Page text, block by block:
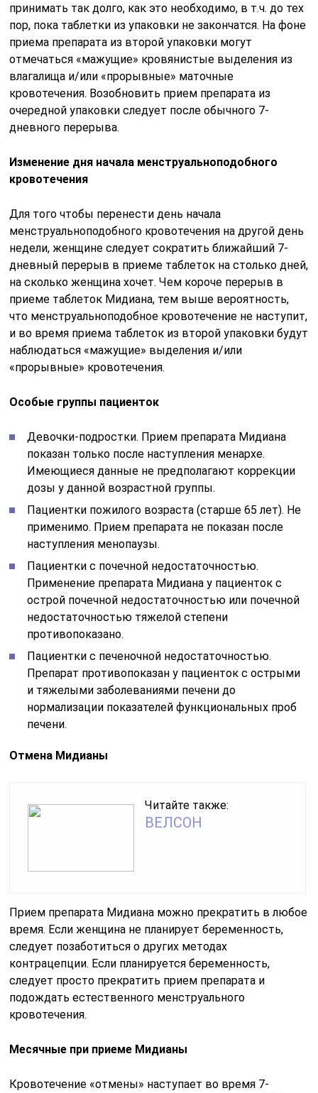
принимать так долго, как это необходимо, в т.ч. до тех
пор, пока таблетки из упаковки не закончатся. На фоне
приема препарата из второй упаковки могут
отмечаться «мажущие» кровянистые выделения из
влагалища и/или «прорывные» маточные
кровотечения. Возобновить прием препарата из
очередной упаковки следует после обычного 7-
дневного перерыва.
Изменение дня начала менструальноподобного
кровотечения
Для того чтобы перенести день начала
менструальноподобного кровотечения на другой день
недели, женщине следует сократить ближайший 7-
дневный перерыв в приеме таблеток на столько дней,
на сколько женщина хочет. Чем короче перерыв в
приеме таблеток Мидиана, тем выше вероятность,
что менструальноподобное кровотечение не наступит,
и во время приема таблеток из второй упаковки будут
наблюдаться «мажущие» выделения и/или
«прорывные» кровотечения.
Особые группы пациенток
Девочки-подростки. Прием препарата Мидиана
показан только после наступления менархе.
Имеющиеся данные не предполагают коррекции
дозы у данной возрастной группы.
Пациентки пожилого возраста (старше 65 лет). Не
применимо. Прием препарата не показан после
наступления менопаузы.
Пациентки с почечной недостаточностью.
Применение препарата Мидиана у пациенток с
острой почечной недостаточностью или почечной
недостаточностью тяжелой степени
противопоказано.
Пациентки с печеночной недостаточностью.
Препарат противопоказан у пациенток с острыми
и тяжелыми заболеваниями печени до
нормализации показателей функциональных проб
печени.
Отмена Мидианы
Читайте также:
ВЕЛСОН
Прием препарата Мидиана можно прекратить в любое
время. Если женщина не планирует беременность,
следует позаботиться о других методах
контрацепции. Если планируется беременность,
следует просто прекратить прием препарата и
подождать естественного менструального
кровотечения.
Месячные при приеме Мидианы
Кровотечение «отмены» наступает во время 7-